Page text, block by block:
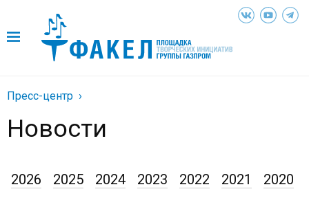
Пресс-центр
Новости
2026 2025 2024 2023 2022 2021
2020